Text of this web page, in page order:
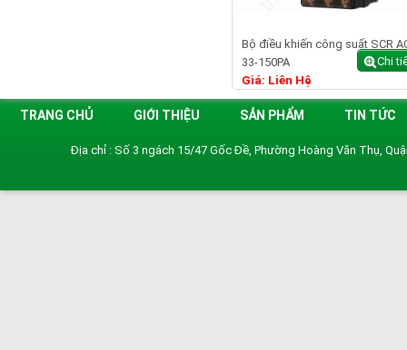
Bộ điều khiến công suất SCR
33-150PA
Giá: Liên Hệ
Chi
TRANG CHỦ GIỚI THIỆU SẢN PHẨM TIN TỨC
Địa chỉ : Số 3 ngách 15/47 Gốc Đề, Phường Hoàng Văn Thụ,